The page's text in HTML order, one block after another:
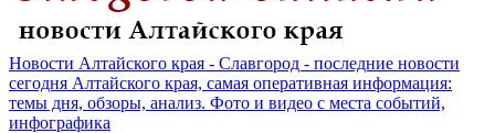
Новости Алтайского края - Славгород - последние новости
сегодня Алтайского края, самая оперативная информация:
темы дня, обзоры, анализ. Фото и видео с места событий,
инфографика